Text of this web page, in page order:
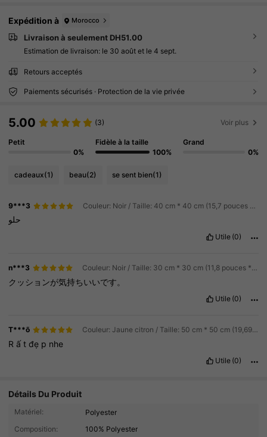
Expédition à Morocco
Livraison à seulement DH51.00
Estimation de livraison: le 30 août et le 4 sept.
Retours acceptés
Paiements sécurisés · Protection de la vie privée
5.00 (3) Voir plus
Petit
0%
Fidèle à la taille
100%
Grand
0%
cadeaux(1) beau(2) se sent bien(1)
9***3 Couleur: Noir / Taille: 40 cm * 40 cm (15,7 pouces * 15,7 pouces)
حلو
Utile (0)
n***3 Couleur: Noir / Taille: 30 cm * 30 cm (11,8 pouces * 11,8 pouces)
クッションが気持ちいいです。
Utile (0)
T***õ Couleur: Jaune citron / Taille: 50 cm * 50 cm (19,69 pouces * 19,69 pouces)
R ấtđẹ p nhe
Utile (0)
Détails Du Produit
Matériel:
Polyester
Composition:
100% Polyester